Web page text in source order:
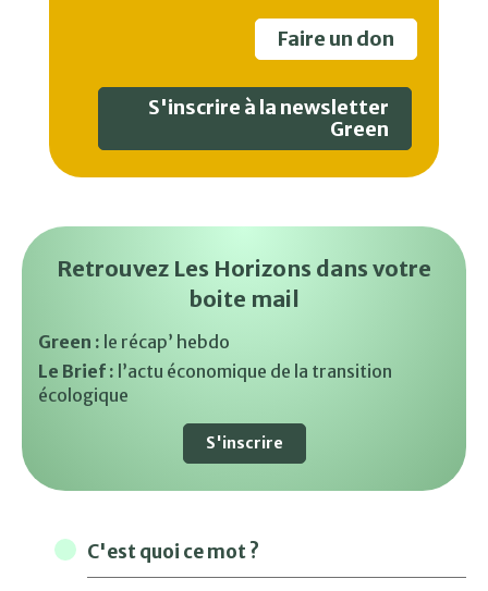
Faire un don
S'inscrire à la newsletter
Green
Retrouvez Les Horizons dans votre
boite mail
Green : le récap’ hebdo
Le Brief : l’actu économique de la transition
écologique
S'inscrire
C'est quoi ce mot ?